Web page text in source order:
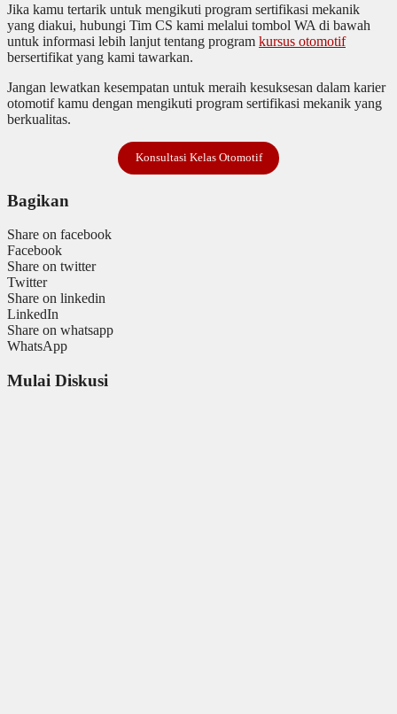
Jika kamu tertarik untuk mengikuti program sertifikasi mekanik
yang diakui, hubungi Tim CS kami melalui tombol WA di bawah
untuk informasi lebih lanjut tentang program kursus otomotif
bersertifikat yang kami tawarkan.
Jangan lewatkan kesempatan untuk meraih kesuksesan dalam karier
otomotif kamu dengan mengikuti program sertifikasi mekanik yang
berkualitas.
Konsultasi Kelas Otomotif
Bagikan
Share on facebook
Facebook
Share on twitter
Twitter
Share on linkedin
LinkedIn
Share on whatsapp
WhatsApp
Mulai Diskusi